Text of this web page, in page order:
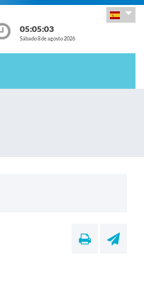
05:05:03
Sábado 8 de agosto 2026